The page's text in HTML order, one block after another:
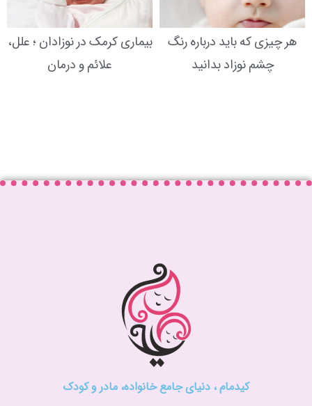
هر چیزی که باید درباره رنگ
چشم نوزاد بدانید
بیماری کرمک در نوزادان ؛ علل،
علائم و درمان
کیدمام ، دنیای جامع خانواده، مادر و کودک